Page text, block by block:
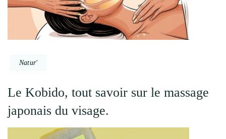
Natur'
Le Kobido, tout savoir sur le massage
japonais du visage.